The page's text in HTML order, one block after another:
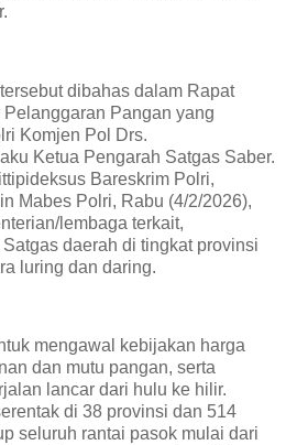
dibahas dalam Rapat
Pangan yang
Komjen Pol Drs.
Ketua Pengarah Satgas Saber.
Bareskrim Polri,
Mabes Polri, Rabu (4/2/2026),
lembaga terkait,
daerah di tingkat provinsi
luring dan daring.
mengawal kebijakan harga
dan mutu pangan, serta
lancar dari hulu ke hilir.
di 38 provinsi dan 514
seluruh rantai pasok mulai dari